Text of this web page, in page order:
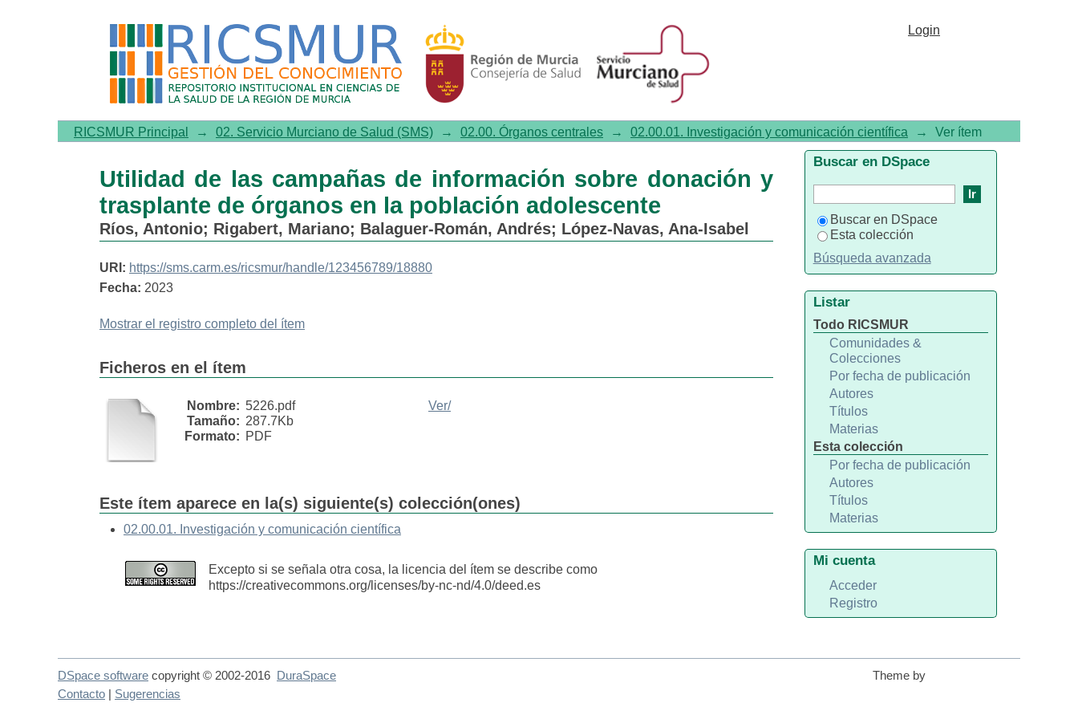
Utilidad de las campañas de información sobre donación y trasplante de órganos en la
población adolescente
Login
RICSMUR Principal → 02. Servicio Murciano de Salud (SMS) → 02.00. Órganos centrales → 02.00.01. Investigación y comunicación científica → Ver ítem
Utilidad de las campañas de información sobre donación y
trasplante de órganos en la población adolescente
Ríos, Antonio; Rigabert, Mariano; Balaguer-Román, Andrés; López-Navas, Ana-Isabel
URI: https://sms.carm.es/ricsmur/handle/123456789/18880
Fecha: 2023
Mostrar el registro completo del ítem
Ficheros en el ítem
Nombre: 5226.pdf
Tamaño: 287.7Kb
Formato: PDF
Ver/
Este ítem aparece en la(s) siguiente(s) colección(ones)
02.00.01. Investigación y comunicación científica
Excepto si se señala otra cosa, la licencia del ítem se describe como
https://creativecommons.org/licenses/by-nc-nd/4.0/deed.es
Buscar en DSpace
Buscar en DSpace
Esta colección
Búsqueda avanzada
Listar
Todo RICSMUR
Comunidades &
Colecciones
Por fecha de publicación
Autores
Títulos
Materias
Esta colección
Por fecha de publicación
Autores
Títulos
Materias
Mi cuenta
Acceder
Registro
DSpace software copyright © 2002-2016 DuraSpace
Theme by
Contacto
Sugerencias